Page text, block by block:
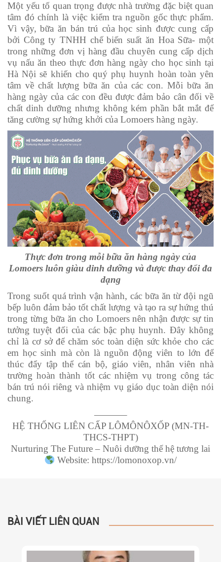
Một yếu tố quan trọng được nhà trường đặc biệt quan
tâm đó chính là việc kiểm tra nguồn gốc thực phẩm.
Vì vậy, bữa ăn bán trú của học sinh được cung cấp
bởi Công ty TNHH chế biến suất ăn Hoa Sữa- một
trong những đơn vị hàng đầu chuyên cung cấp dịch
vụ nấu ăn theo thực đơn hàng ngày cho học sinh tại
Hà Nội sẽ khiến cho quý phụ huynh hoàn toàn yên
tâm về chất lượng bữa ăn của các con. Mỗi bữa ăn
hàng ngày của các con đều được đảm bảo cân đối về
chất dinh dưỡng nhưng không kém phần bắt mắt để
tăng cường sự hứng khởi của Lomoers hàng ngày.
Thực đơn trong mỗi bữa ăn hàng ngày của
Lomoers luôn giàu dinh dưỡng và được thay đổi đa
dạng
Trong suốt quá trình vận hành, các bữa ăn từ đội ngũ
bếp luôn đảm bảo tốt chất lượng và tạo ra sự hứng thú
trong từng bữa ăn cho Lomoers nên nhận được sự tin
tưởng tuyệt đối của các bậc phụ huynh. Đây không
chỉ là cơ sở để chăm sóc toàn diện sức khỏe cho các
em học sinh mà còn là nguồn động viên to lớn để
thúc đẩy tập thể cán bộ, giáo viên, nhân viên nhà
trường hoàn thành tốt các nhiệm vụ trong công tác
bán trú nói riêng và nhiệm vụ giáo dục toàn diện nói
chung.
———–
HỆ THỐNG LIÊN CẤP LÔMÔNÔXỐP (MN-TH-
THCS-THPT)
Nurturing The Future – Nuôi dưỡng thế hệ tương lai
Website: https://lomonoxop.vn/
BÀI VIẾT LIÊN QUAN